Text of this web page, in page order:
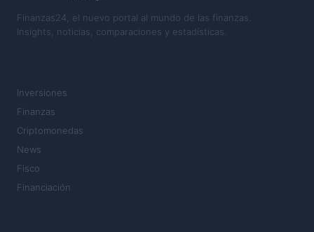
Finanzas24, el nuevo portal al mundo de las finanzas.
Insights, noticias, comparaciones y estadísticas.
Inversiones
Finanzas
Criptomonedas
News
Fisco
Financiación